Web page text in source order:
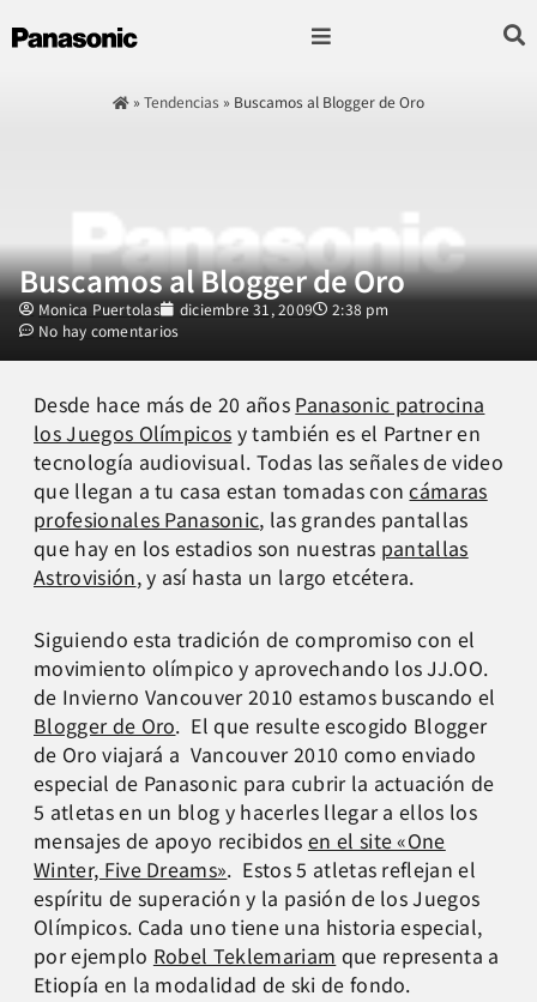
»Tendencias » Buscamos al Blogger de Oro
Buscamos al Blogger de Oro
Monica Puertolas diciembre 31, 2009
2:38 pm
No hay comentarios
Desde hace más de 20 años Panasonic patrocina
los Juegos Olímpicos y también es el Partner en
tecnología audiovisual. Todas las señales de video
que llegan a tu casa estan tomadas concámaras
profesionales Panasonic, las grandes pantallas
que hay en los estadios son nuestras pantallas
Astrovisión, y así hasta un largo etcétera.
Siguiendo esta tradición de compromiso con el
movimiento olímpico y aprovechando los JJ.OO.
de Invierno Vancouver 2010 estamos buscando el
Blogger de Oro. El que resulte escogido Blogger
de Oro viajará a Vancouver 2010 como enviado
especial de Panasonic para cubrir la actuación de
5 atletas en un blog y hacerles llegar a ellos los
mensajes de apoyo recibidos en el site «One
Winter, Five Dreams». Estos 5 atletas reflejan el
espíritu de superación y la pasión de los Juegos
Olímpicos. Cada uno tiene una historia especial,
por ejemplo Robel Teklemariam que representa a
Etiopía en la modalidad de ski de fondo.